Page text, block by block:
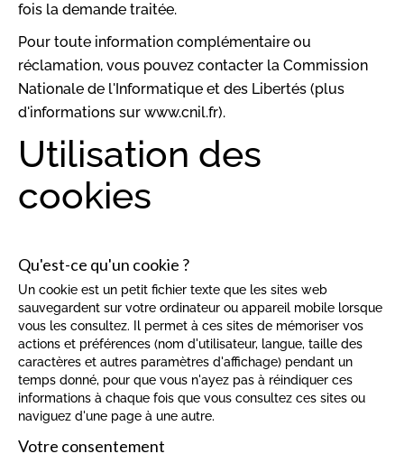
fois la demande traitée.
Pour toute information complémentaire ou
réclamation, vous pouvez contacter la Commission
Nationale de l'Informatique et des Libertés (plus
d'informations sur www.cnil.fr).
Utilisation des
cookies
Qu'est-ce qu'un cookie ?
Un cookie est un petit fichier texte que les sites web
sauvegardent sur votre ordinateur ou appareil mobile lorsque
vous les consultez. Il permet à ces sites de mémoriser vos
actions et préférences (nom d'utilisateur, langue, taille des
caractères et autres paramètres d'affichage) pendant un
temps donné, pour que vous n'ayez pas à réindiquer ces
informations à chaque fois que vous consultez ces sites ou
naviguez d'une page à une autre.
Votre consentement